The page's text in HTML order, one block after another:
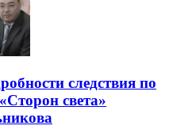
следствия по
света»